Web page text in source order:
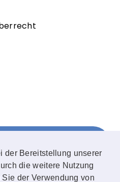
der Bereitstellung unserer
die weitere Nutzung
der Verwendung von